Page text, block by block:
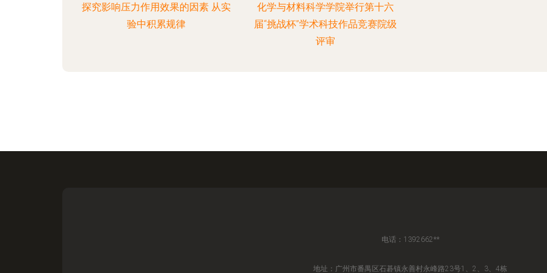
探究影响压力作用效果的因素 从实
验中积累规律
化学与材料科学学院举行第十六
届“挑战杯”学术科技作品竞赛院级
评审
电话：1392662**
地址：广州市番禺区石碁镇永善村永峰路23号1、2、3、4栋